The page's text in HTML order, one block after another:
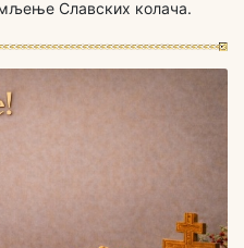
Славских колача.